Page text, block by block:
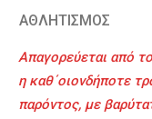
ΑΘΛΗΤΙΣΜΟΣ
Απαγορεύεται από
η καθ΄οιονδήποτε
παρόντος, με